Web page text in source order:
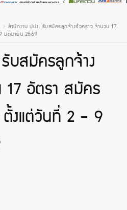
สำนักงาน ปปง. รับสมัครลูกจ้างชั่วคราว จำนวน 17
มิถุนายน 2569
บสมัครลูกจ้าง
17 อัตรา สมัคร
ตั้งแต่วันที่ 2 - 9